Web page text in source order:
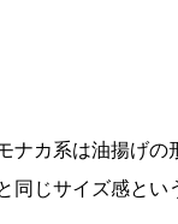
ナカ系は油揚げの
同じサイズ感とい